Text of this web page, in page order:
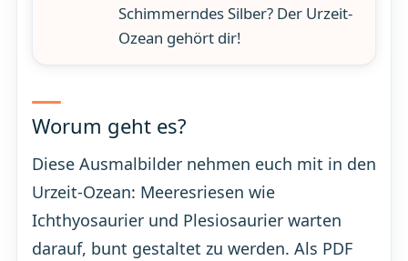
Schimmerndes Silber? Der Urzeit-
Ozean gehört dir!
Worum geht es?
Diese Ausmalbilder nehmen euch mit in den
Urzeit-Ozean: Meeresriesen wie
Ichthyosaurier und Plesiosaurier warten
darauf, bunt gestaltet zu werden. Als PDF